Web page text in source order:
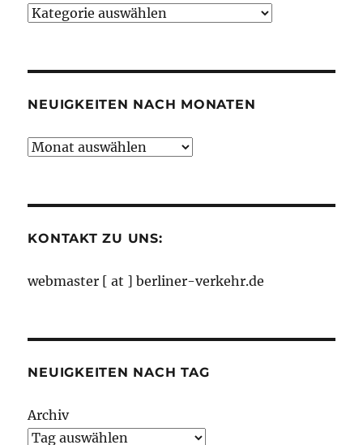
Neuigkeiten
NEUIGKEITEN NACH MONATEN
Neuigkeiten
KONTAKT ZU UNS:
webmaster [ at ] berliner-verkehr.de
NEUIGKEITEN NACH TAG
Archiv